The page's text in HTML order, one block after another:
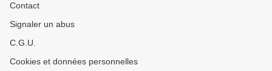
Contact
Signaler un abus
C.G.U.
Cookies et données personnelles